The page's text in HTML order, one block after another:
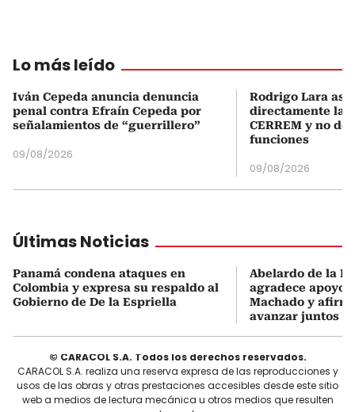
Lo más leído
Iván Cepeda anuncia denuncia
penal contra Efraín Cepeda por
señalamientos de “guerrillero”
09/08/2026
Rodrigo Lara
directamente la
CERREM y no
funciones
09/08/2026
Últimas Noticias
Panamá condena ataques en
Colombia y expresa su respaldo al
Gobierno de De la Espriella
Abelardo de la
agradece apoyo
Machado y
avanzar juntos
© CARACOL S.A. Todos los derechos reservados.
CARACOL S.A. realiza una reserva expresa de las reproducciones y
usos de las obras y otras prestaciones accesibles desde este sitio
web a medios de lectura mecánica u otros medios que resulten